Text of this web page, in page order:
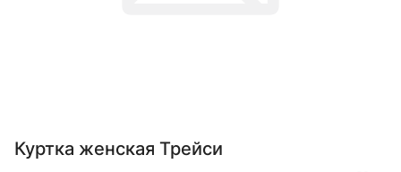
Куртка женская Трейси